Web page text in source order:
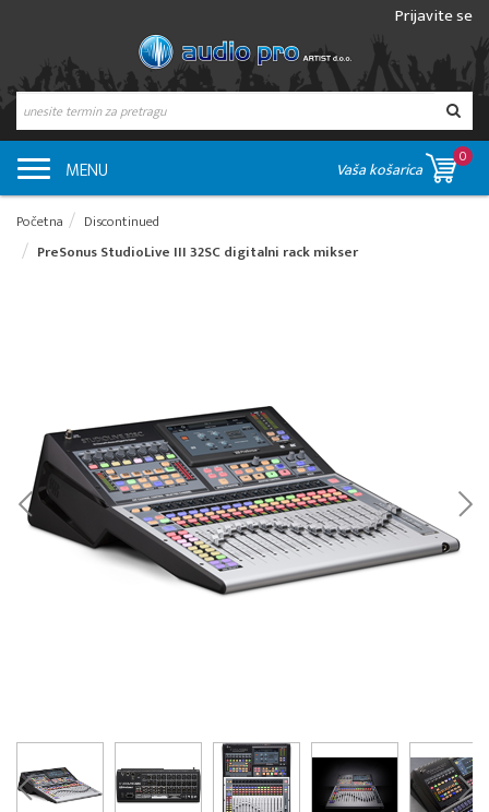
Prijavite se
MENU Vaša košarica
0
Početna
Discontinued
PreSonus StudioLive III 32SC digitalni rack mikser